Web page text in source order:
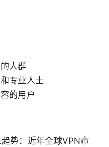
人群
专业人士
的用户
势：近年全球VPN市